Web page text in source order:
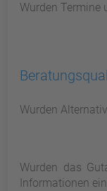
Wurden Termine
Wurden
Wurden das
Informationen